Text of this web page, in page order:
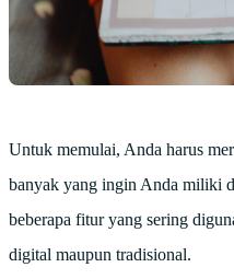
Untuk memulai, Anda harus
banyak yang ingin Anda miliki
beberapa fitur yang sering
digital maupun tradisional.